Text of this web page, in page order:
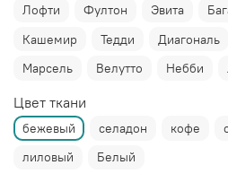
Лофти
Фултон Эвита
Кашемир
Тедди Диагональ
Марсель
Велутто Небби
Цвет ткани
бежевый селадон кофе
лиловый
Белый